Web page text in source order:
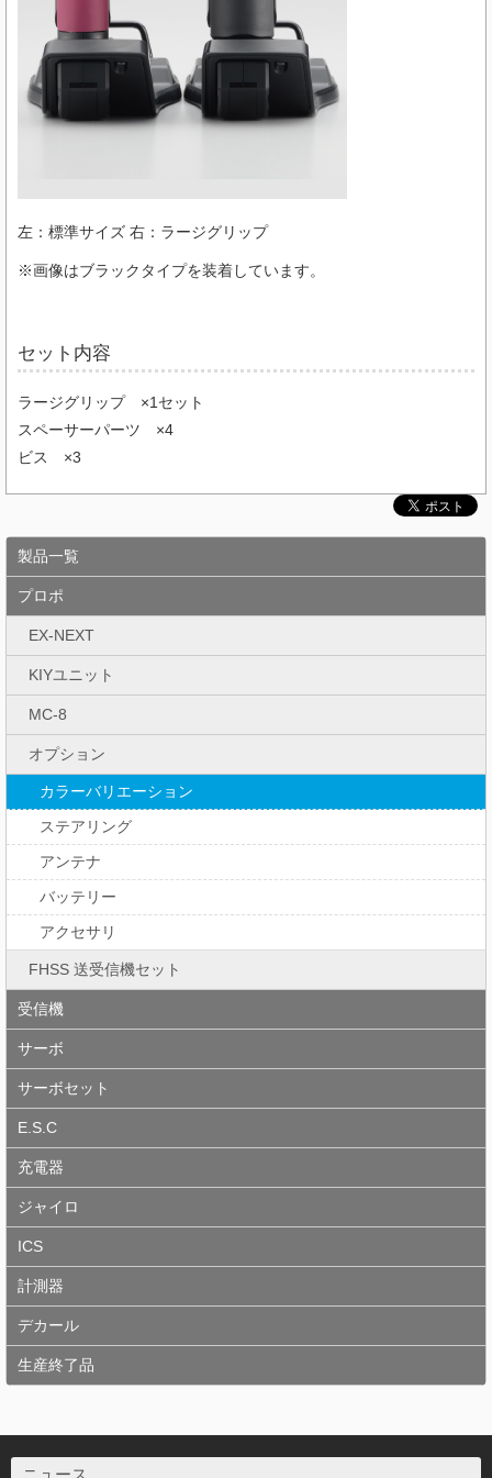
左：標準サイズ 右：ラージグリップ
※画像はブラックタイプを装着しています。
セット内容
ラージグリップ ×1セット
スペーサーパーツ ×4
ビス ×3
製品一覧
プロポ
EX-NEXT
KIYユニット
MC-8
オプション
カラーバリエーション
ステアリング
アンテナ
バッテリー
アクセサリ
FHSS 送受信機セット
受信機
サーボ
サーボセット
E.S.C
充電器
ジャイロ
ICS
計測器
デカール
生産終了品